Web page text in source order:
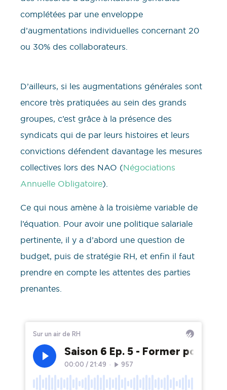
complétées par une enveloppe
d’augmentations individuelles concernant 20
ou 30% des collaborateurs.
D’ailleurs, si les augmentations générales sont
encore très pratiquées au sein des grands
groupes, c’est grâce à la présence des
syndicats qui de par leurs histoires et leurs
convictions défendent davantage les mesures
collectives lors des NAO (Négociations
Annuelle Obligatoire).
Ce qui nous amène à la troisième variable de
l’équation. Pour avoir une politique salariale
pertinente, il y a d’abord une question de
budget, puis de stratégie RH, et enfin il faut
prendre en compte les attentes des parties
prenantes.